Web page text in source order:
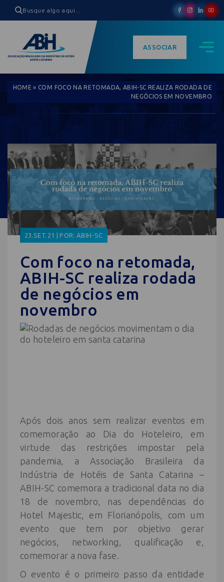
ASSOCIAR
HOME » COM FOCO NA RETOMADA, ABIH-SC REALIZA RODADA DE
NEGÓCIOS EM NOVEMBRO
23.SET.21 | POR: ABIH-SC
Com foco na retomada,
ABIH-SC realiza rodada
de negócios em
novembro
Após dois anos sem realizar eventos em
comemoração ao Dia do Hoteleiro, em
virtude das restrições impostar pela
pandemia, a Associação Brasileira da
Indústria de Hotéis de Santa Catarina –
ABIH-SC comemora a tradicional data no dia
18 de novembro, nas dependências do
Hotel Majestic, em Florianópolis, com um
evento que tem por objetivo gerar
negócios, networking, qualificação e,
comemorar a nova fase.
O evento é o primeiro passo da entidade